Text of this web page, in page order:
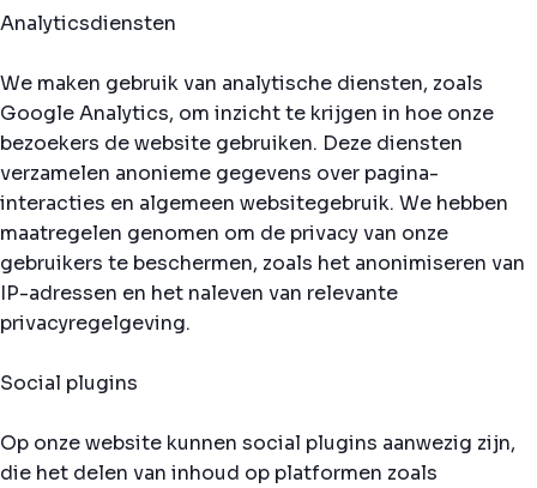
Analyticsdiensten
We maken gebruik van analytische diensten, zoals
Google Analytics, om inzicht te krijgen in hoe onze
bezoekers de website gebruiken. Deze diensten
verzamelen anonieme gegevens over pagina-
interacties en algemeen websitegebruik. We hebben
maatregelen genomen om de privacy van onze
gebruikers te beschermen, zoals het anonimiseren van
IP-adressen en het naleven van relevante
privacyregelgeving.
Social plugins
Op onze website kunnen social plugins aanwezig zijn,
die het delen van inhoud op platformen zoals